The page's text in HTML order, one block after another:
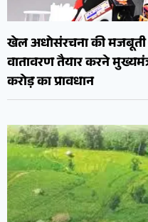
खेल अधोसंरचना की
वातावरण तैयार करने
करोड़ का प्रावधान